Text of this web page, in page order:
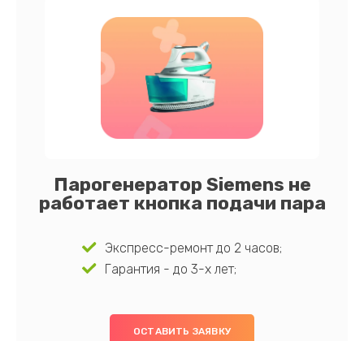
Парогенератор Siemens не
работает кнопка подачи пара
Экспресс-ремонт до 2 часов;
Гарантия - до 3-х лет;
ОСТАВИТЬ ЗАЯВКУ